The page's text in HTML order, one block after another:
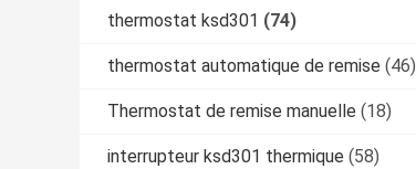
thermostat ksd301 (74)
thermostat automatique de remise (46)
Thermostat de remise manuelle (18)
interrupteur ksd301 thermique (58)